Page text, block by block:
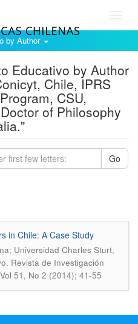
by Author
Educativo by Author
Chile, IPRS
CSU,
of Philosophy
Go
in Chile: A Case Study
Universidad Charles Sturt,
Revista de Investigación
51, No 2 (2014); 41-55